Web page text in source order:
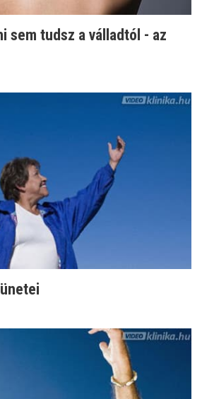
sem tudsz a válladtól - az